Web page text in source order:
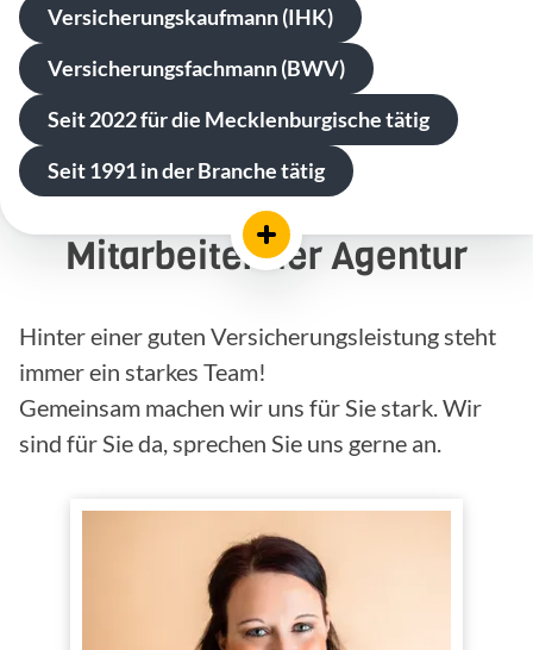
Versicherungskaufmann (IHK)
Versicherungsfachmann (BWV)
Seit 2022 für die Mecklenburgische tätig
Seit 1991 in der Branche tätig
Mitarbeiter der Agentur
Hinter einer guten Versicherungsleistung steht
immer ein starkes Team!
Gemeinsam machen wir uns für Sie stark. Wir
sind für Sie da, sprechen Sie uns gerne an.
Jane Schlünz
Büroleiterin